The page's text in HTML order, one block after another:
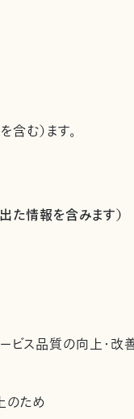
む）ます。
情報を含みます）
ビス品質の向上・改
のため